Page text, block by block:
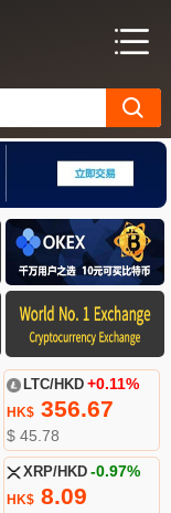
LTC/HKD +0.11%
HK$356.67
$ 45.78
XRP/HKD -0.97%
HK$8.09